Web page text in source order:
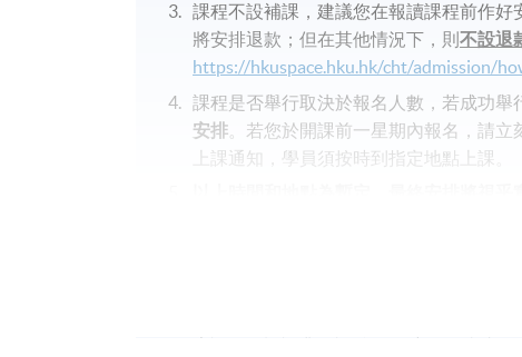
課程不設補課，建議您在報讀課程前作
將安排退款；但在其他情況下，則不設退
https://hkuspace.hku.hk/cht/admission/
課程是否舉行取決於報名人數，若成功舉
安排。若您於開課前一星期內報名，請
上課通知，學員須按時到指定地點上課。
若您透過網上報讀課程，完成付款後將